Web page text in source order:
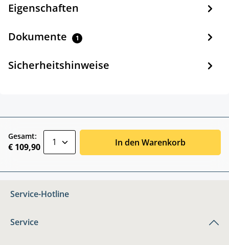
Eigenschaften
Dokumente 1
Sicherheitshinweise
Gesamt:
€ 109,90 In den Warenkorb
Service-Hotline
Service